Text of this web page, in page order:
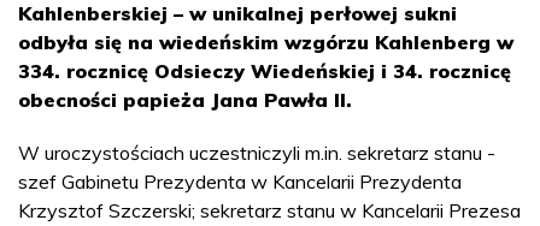
Kahlenberskiej – w unikalnej perłowej sukni
odbyła się na wiedeńskim wzgórzu Kahlenberg w
334. rocznicę Odsieczy Wiedeńskiej i 34. rocznicę
obecności papieża Jana Pawła II.
W uroczystościach uczestniczyli m.in. sekretarz stanu -
szef Gabinetu Prezydenta w Kancelarii Prezydenta
Krzysztof Szczerski; sekretarz stanu w Kancelarii Prezesa